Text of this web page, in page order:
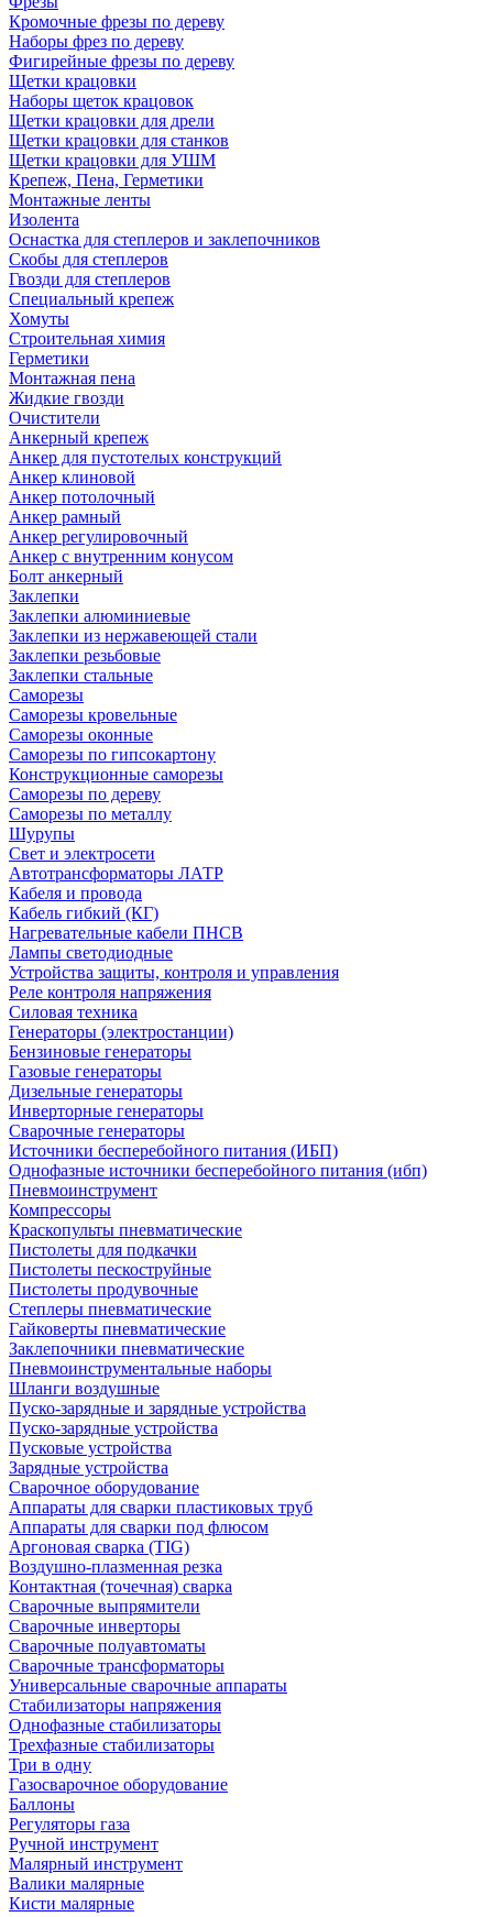
Кромочные фрезы по дереву
Наборы фрез по дереву
Фигирейные фрезы по дереву
Щетки крацовки
Наборы щеток крацовок
Щетки крацовки для дрели
Щетки крацовки для станков
Щетки крацовки для УШМ
Крепеж, Пена, Герметики
Монтажные ленты
Изолента
Оснастка для степлеров и заклепочников
Скобы для степлеров
Гвозди для степлеров
Специальный крепеж
Хомуты
Строительная химия
Герметики
Монтажная пена
Жидкие гвозди
Очистители
Анкерный крепеж
Анкер для пустотелых конструкций
Анкер клиновой
Анкер потолочный
Анкер рамный
Анкер регулировочный
Анкер с внутренним конусом
Болт анкерный
Заклепки
Заклепки алюминиевые
Заклепки из нержавеющей стали
Заклепки резьбовые
Заклепки стальные
Саморезы
Саморезы кровельные
Саморезы оконные
Саморезы по гипсокартону
Конструкционные саморезы
Саморезы по дереву
Саморезы по металлу
Шурупы
Свет и электросети
Автотрансформаторы ЛАТР
Кабеля и провода
Кабель гибкий (КГ)
Нагревательные кабели ПНСВ
Лампы светодиодные
Устройства защиты, контроля и управления
Реле контроля напряжения
Силовая техника
Генераторы (электростанции)
Бензиновые генераторы
Газовые генераторы
Дизельные генераторы
Инверторные генераторы
Сварочные генераторы
Источники бесперебойного питания (ИБП)
Однофазные источники бесперебойного питания (ибп)
Пневмоинструмент
Компрессоры
Краскопульты пневматические
Пистолеты для подкачки
Пистолеты пескоструйные
Пистолеты продувочные
Степлеры пневматические
Гайковерты пневматические
Заклепочники пневматические
Пневмоинструментальные наборы
Шланги воздушные
Пуско-зарядные и зарядные устройства
Пуско-зарядные устройства
Пусковые устройства
Зарядные устройства
Сварочное оборудование
Аппараты для сварки пластиковых труб
Аппараты для сварки под флюсом
Аргоновая сварка (TIG)
Воздушно-плазменная резка
Контактная (точечная) сварка
Сварочные выпрямители
Сварочные инверторы
Сварочные полуавтоматы
Сварочные трансформаторы
Универсальные сварочные аппараты
Стабилизаторы напряжения
Однофазные стабилизаторы
Трехфазные стабилизаторы
Три в одну
Газосварочное оборудование
Баллоны
Регуляторы газа
Ручной инструмент
Малярный инструмент
Валики малярные
Кисти малярные